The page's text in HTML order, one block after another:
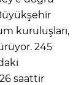
kuruluşları,
245
saattir